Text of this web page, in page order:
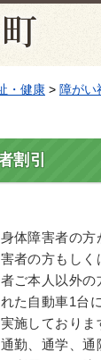
・健康 > 障がい
割引
体障害者の方
者の方もし
ご本人以外の
た自動車1台
施しておりま
勤、通学、